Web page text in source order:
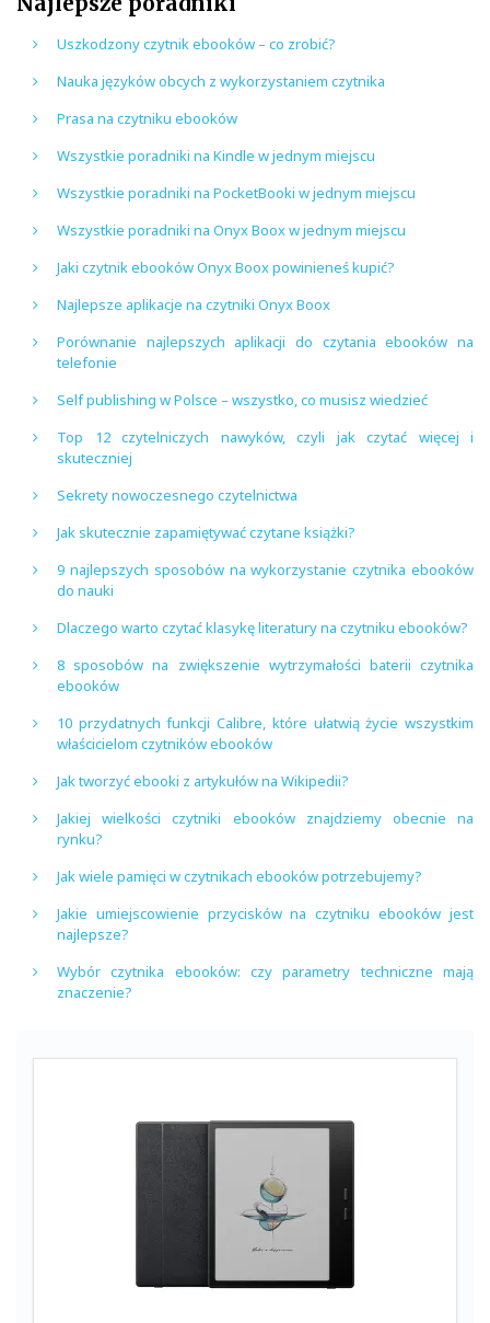
Uszkodzony czytnik ebooków – co zrobić?
Nauka języków obcych z wykorzystaniem czytnika
Prasa na czytniku ebooków
Wszystkie poradniki na Kindle w jednym miejscu
Wszystkie poradniki na PocketBooki w jednym miejscu
Wszystkie poradniki na Onyx Boox w jednym miejscu
Jaki czytnik ebooków Onyx Boox powinieneś kupić?
Najlepsze aplikacje na czytniki Onyx Boox
Porównanie najlepszych aplikacji do czytania ebooków na
telefonie
Self publishing w Polsce – wszystko, co musisz wiedzieć
Top 12 czytelniczych nawyków, czyli jak czytać więcej i
skuteczniej
Sekrety nowoczesnego czytelnictwa
Jak skutecznie zapamiętywać czytane książki?
9 najlepszych sposobów na wykorzystanie czytnika ebooków
do nauki
Dlaczego warto czytać klasykę literatury na czytniku ebooków?
8 sposobów na zwiększenie wytrzymałości baterii czytnika
ebooków
10 przydatnych funkcji Calibre, które ułatwią życie wszystkim
właścicielom czytników ebooków
Jak tworzyć ebooki z artykułów na Wikipedii?
Jakiej wielkości czytniki ebooków znajdziemy obecnie na
rynku?
Jak wiele pamięci w czytnikach ebooków potrzebujemy?
Jakie umiejscowienie przycisków na czytniku ebooków jest
najlepsze?
Wybór czytnika ebooków: czy parametry techniczne mają
znaczenie?